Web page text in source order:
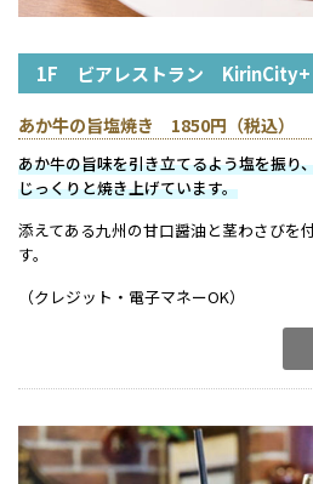
1F ビアレストラン KirinCity+
あか牛の旨塩焼き 1850円（税込）
あか牛の旨味を引き立てるよう塩を振り
じっくりと焼き上げています。
添えてある九州の甘口醤油と茎わさびを
す。
（クレジット・電子マネーOK）